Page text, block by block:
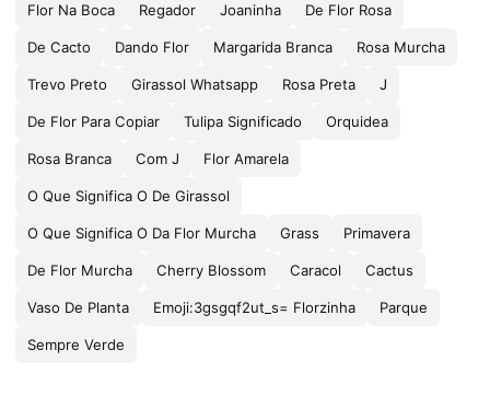
Flor Na Boca Regador Joaninha De Flor Rosa
De Cacto Dando Flor Margarida Branca Rosa Murcha
Trevo Preto Girassol Whatsapp Rosa Preta J
De Flor Para Copiar Tulipa Significado Orquidea
Rosa Branca Com J Flor Amarela
O Que Significa O De Girassol
O Que Significa O Da Flor Murcha Grass Primavera
De Flor Murcha Cherry Blossom Caracol Cactus
Vaso De Planta Emoji:3gsgqf2ut_s= Florzinha Parque
Sempre Verde